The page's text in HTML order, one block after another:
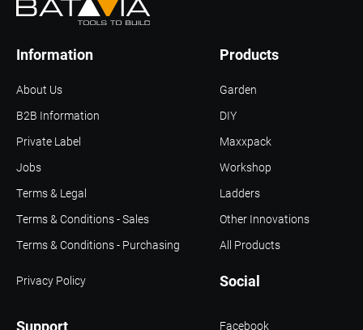
Support
Products
Social
About Us
Information
B2B Information
Terms & Legal
Terms & Conditions - Sales
Terms & Conditions - Purchasing
Privacy Policy
Jobs
Private Label
Garden
DIY
Maxxpack
Workshop
Ladders
All Products
Other Innovations
Facebook